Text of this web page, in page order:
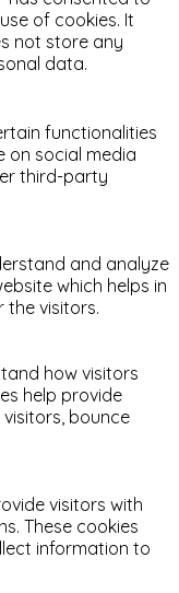
of cookies. It
not store any
data.
functionalities
on social media
third-party
and analyze
which helps in
the visitors.
how visitors
help provide
bounce
visitors with
These cookies
information to